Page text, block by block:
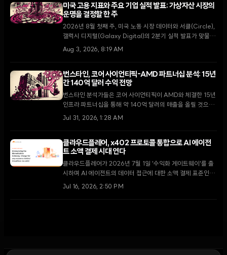
미국 고용 지표와 주요 기업 실적 발표: 가상자산 시장의
운명을 결정할 한 주
2026년 8월 첫째 주, 미국 노동 시장 데이터와 서클(Circle),
갤럭시 디지털(Galaxy Digital)의 2분기 실적 발표가 맞물리
며 가상자산 시장의 변동성이 확대될 전망이다.
Aug 3, 2026, 8:19 AM
번스타인, 코어 사이언티픽-AMD 파트너십 분석: 15년
간 140억 달러 수익 전망
번스타인 분석가들은 코어 사이언티픽이 AMD와 체결한 15년
인프라 파트너십을 통해 약 140억 달러의 매출을 올릴 것으로
전망했다. 이번 계약은 비트코인 채굴 기업에서 고성능 컴퓨팅
Jul 31, 2026, 1:28 AM
클라우드플레어, x402 프로토콜 통합으로 AI 에이전
트 소액 결제 시대 연다
클라우드플레어가 2026년 7월 1일 '수익화 게이트웨이'를 출
시하며 AI 에이전트의 데이터 접근에 대한 소액 결제 표준인
x402 프로토콜을 통합했다. 이는 기존의 무분별한 스크레이핑
Jul 16, 2026, 2:50 PM